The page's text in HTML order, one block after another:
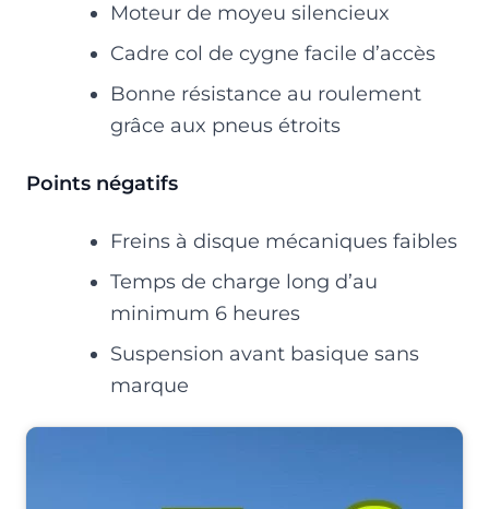
Moteur de moyeu silencieux
Cadre col de cygne facile d’accès
Bonne résistance au roulement
grâce aux pneus étroits
Points négatifs
Freins à disque mécaniques faibles
Temps de charge long d’au
minimum 6 heures
Suspension avant basique sans
marque